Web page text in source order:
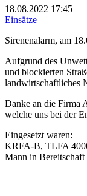
18.08.2022 17:45
Einsätze
Sirenenalarm, am
Aufgrund des
und blockierten
landwirtschaftliches
Danke an die Firma
welche uns bei der
Eingesetzt waren:
KRFA-B, TLFA
Mann in Bereitschaft